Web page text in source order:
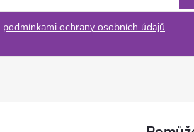
podmínkami ochrany osobních údajů